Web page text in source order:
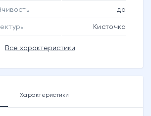
да
Кисточка
Все характеристики
Характеристики